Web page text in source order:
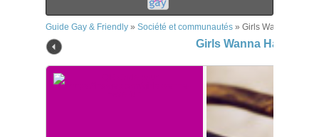
Guide Gay & Friendly » Société et communautés » Girls Wanna Have
Girls Wanna Have Fun